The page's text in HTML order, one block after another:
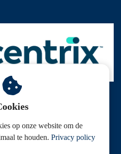
op onze website om de
te houden. Privacy policy